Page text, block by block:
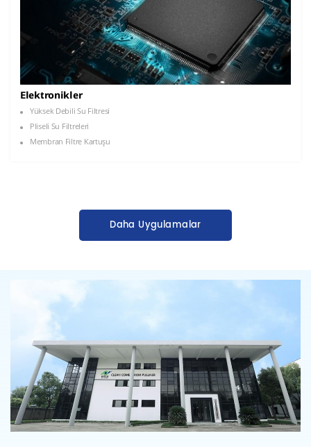
Elektronikler
Yüksek Debili Su Filtresi
Pliseli Su Filtreleri
Membran Filtre Kartuşu
Daha Uygulamalar